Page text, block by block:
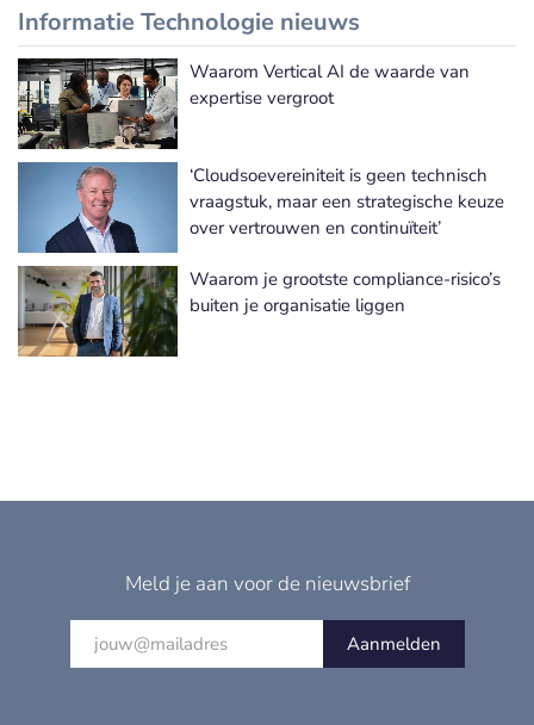
Informatie Technologie nieuws
Meer Informatie Technologie nieuws
Waarom Vertical AI de waarde van
expertise vergroot
‘Cloudsoevereiniteit is geen technisch
vraagstuk, maar een strategische keuze
over vertrouwen en continuïteit’
Waarom je grootste compliance-risico’s
buiten je organisatie liggen
Meld je aan voor de nieuwsbrief
Aanmelden